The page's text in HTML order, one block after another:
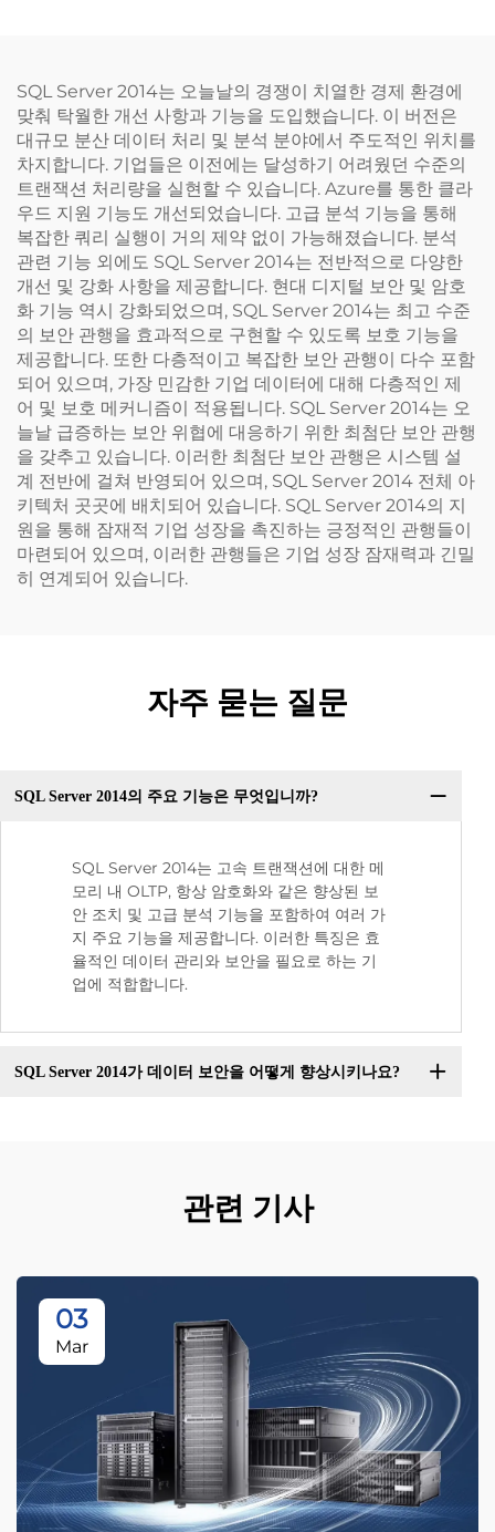
SQL Server 2014는 오늘날의 경쟁이 치열한 경제 환경에
맞춰 탁월한 개선 사항과 기능을 도입했습니다. 이 버전은
대규모 분산 데이터 처리 및 분석 분야에서 주도적인 위치를
차지합니다. 기업들은 이전에는 달성하기 어려웠던 수준의
트랜잭션 처리량을 실현할 수 있습니다. Azure를 통한 클라
우드 지원 기능도 개선되었습니다. 고급 분석 기능을 통해
복잡한 쿼리 실행이 거의 제약 없이 가능해졌습니다. 분석
관련 기능 외에도 SQL Server 2014는 전반적으로 다양한
개선 및 강화 사항을 제공합니다. 현대 디지털 보안 및 암호
화 기능 역시 강화되었으며, SQL Server 2014는 최고 수준
의 보안 관행을 효과적으로 구현할 수 있도록 보호 기능을
제공합니다. 또한 다층적이고 복잡한 보안 관행이 다수 포함
되어 있으며, 가장 민감한 기업 데이터에 대해 다층적인 제
어 및 보호 메커니즘이 적용됩니다. SQL Server 2014는 오
늘날 급증하는 보안 위협에 대응하기 위한 최첨단 보안 관행
을 갖추고 있습니다. 이러한 최첨단 보안 관행은 시스템 설
계 전반에 걸쳐 반영되어 있으며, SQL Server 2014 전체 아
키텍처 곳곳에 배치되어 있습니다. SQL Server 2014의 지
원을 통해 잠재적 기업 성장을 촉진하는 긍정적인 관행들이
마련되어 있으며, 이러한 관행들은 기업 성장 잠재력과 긴밀
히 연계되어 있습니다.
자주 묻는 질문
SQL Server 2014의 주요 기능은 무엇입니까?
SQL Server 2014는 고속 트랜잭션에 대한 메
모리 내 OLTP, 항상 암호화와 같은 향상된 보
안 조치 및 고급 분석 기능을 포함하여 여러 가
지 주요 기능을 제공합니다. 이러한 특징은 효
율적인 데이터 관리와 보안을 필요로 하는 기
업에 적합합니다.
SQL Server 2014가 데이터 보안을 어떻게 향상시키나요?
관련 기사
03
Mar